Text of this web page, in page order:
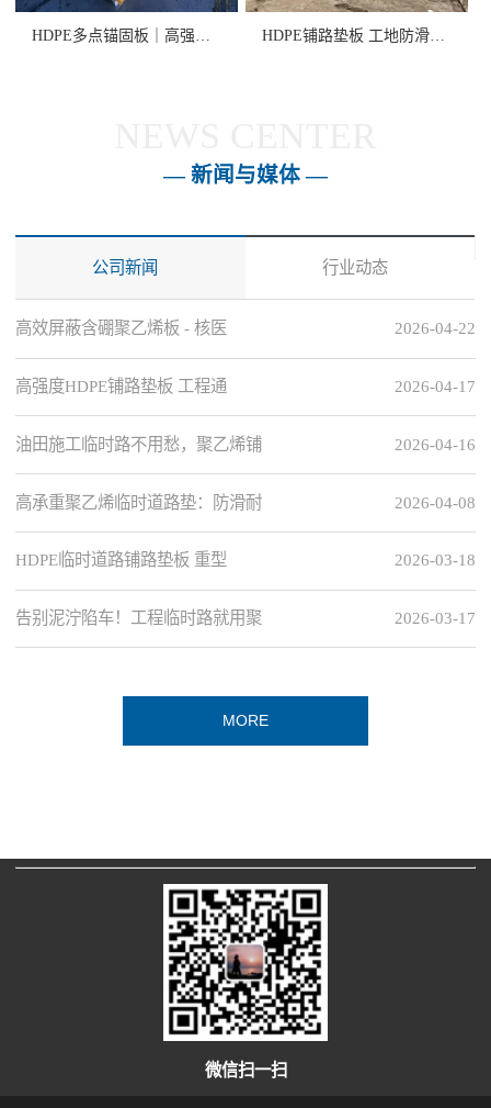
— 新闻与媒体 —
公司新闻 行业动态
2026-04-22
高效屏蔽含硼聚乙烯板 - 核医
2026-04-17
高强度HDPE铺路垫板 工程通
2026-04-16
油田施工临时路不用愁，聚乙烯铺
2026-04-08
高承重聚乙烯临时道路垫：防滑耐
2026-03-18
HDPE临时道路铺路垫板 重型
2026-03-17
告别泥泞陷车！工程临时路就用聚
MORE
微信扫一扫